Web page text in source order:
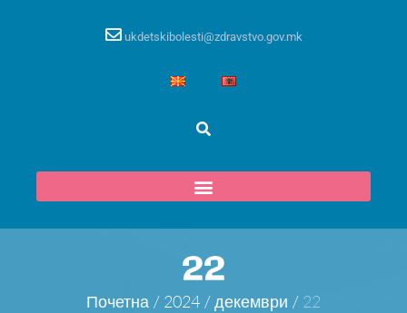
ukdetskibolesti@zdravstvo.gov.mk
22
Почетна / 2024 / декември / 22